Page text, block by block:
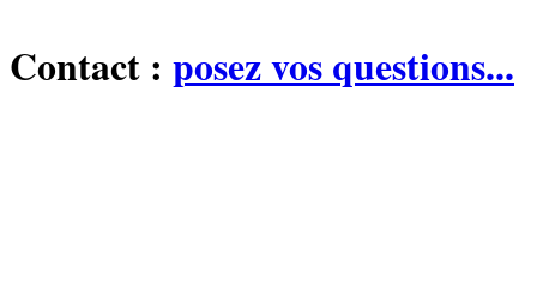
Contact : posez vos questions...